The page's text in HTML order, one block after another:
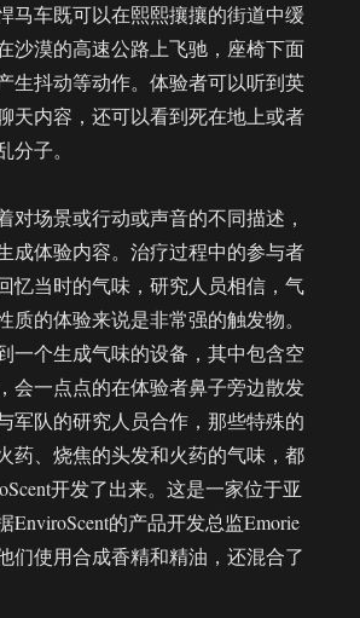
马车既可以在熙熙攘攘的街道中缓
沙漠的高速公路上飞驰，座椅下面
生抖动等动作。体验者可以听到英
天内容，还可以看到死在地上或者
分子。
对场景或行动或声音的不同描述，
成体验内容。治疗过程中的参与者
忆当时的气味，研究人员相信，气
质的体验来说是非常强的触发物。
一个生成气味的设备，其中包含空
会一点点的在体验者鼻子旁边散发
军队的研究人员合作，那些特殊的
药、烧焦的头发和火药的气味，都
开发了出来。这是一家位于亚
EnviroScent的产品开发总监Emorie
们使用合成香精和精油，还混合了